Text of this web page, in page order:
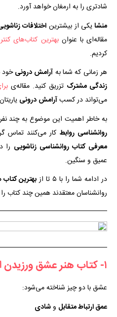
شادتری را به ارمغان خواهد آورد.
منشایکی از بیشترین اختلافات
مقاله‌ای با عنوانبهترین کتاب‌های
کردیم.
هر زمانی که شما به آرامش درونیخود
زندگی مشترک تزریق کنید. مقاله‌ی
می‌تواند در کسبآرامش درونی
به خاطر اهمیت این موضوع به چند
روانشناسی روابط کار می‌کنند تماس
معرفی کتاب روانشناسی زناشویی را
عمیق و سنگین.
در ادامه شما را با ۵ تا از
بهترین
روانشناسان معتقدند همین چند کتاب
۱- کتاب هنر عشق ورزیدن از اریک فروم
عشق با دو چیز شناخته می‌شود:
عمق ارتباط متقابل و شادی